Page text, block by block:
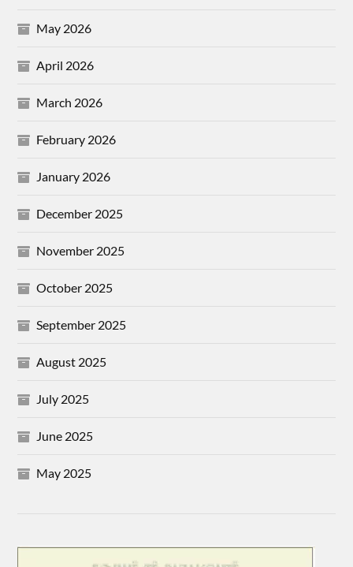
May 2026
April 2026
March 2026
February 2026
January 2026
December 2025
November 2025
October 2025
September 2025
August 2025
July 2025
June 2025
May 2025